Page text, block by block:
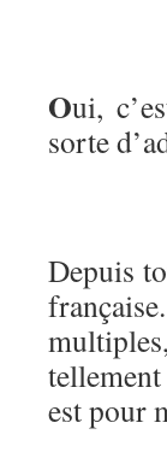
Oui,
sorte
Depuis
est pour